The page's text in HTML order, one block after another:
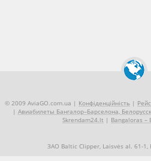
© 2009 AviaGO.com.ua | Конфіденційність |
| Авиабилеты Бангалор–Барселона,
Skrendam24.lt | Bangaloras –
ЗАО Baltic Clipper, Laisvės al. 61-1,